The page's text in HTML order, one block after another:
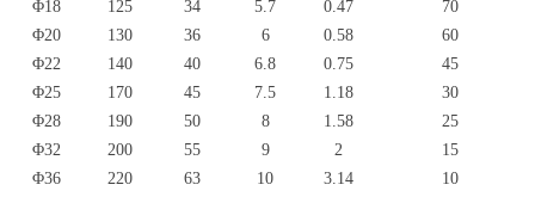
Φ18
125 34 5.7 0.47
70
Φ20
130 36 6 0.58
60
Φ22
140 40 6.8 0.75
45
Φ25
170 45 7.5 1.18
30
Φ28
190 50 8 1.58
25
Φ32
200 55 9 2
15
Φ36
220 63 10 3.14
10